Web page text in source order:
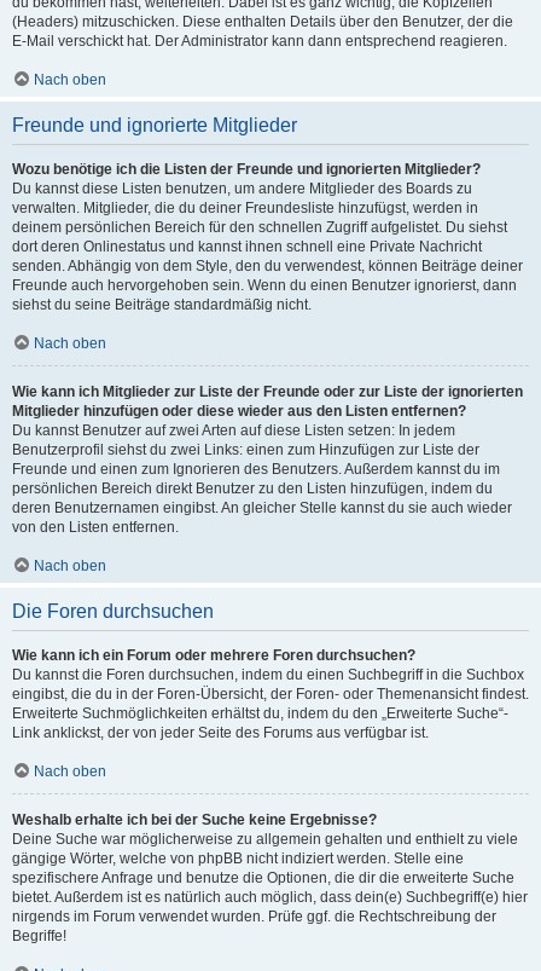
(Headers) mitzuschicken. Diese enthalten Details über den Benutzer, der die
E-Mail verschickt hat. Der Administrator kann dann entsprechend reagieren.
Nach oben
Freunde und ignorierte Mitglieder
Wozu benötige ich die Listen der Freunde und ignorierten Mitglieder?
Du kannst diese Listen benutzen, um andere Mitglieder des Boards zu
verwalten. Mitglieder, die du deiner Freundesliste hinzufügst, werden in
deinem persönlichen Bereich für den schnellen Zugriff aufgelistet. Du siehst
dort deren Onlinestatus und kannst ihnen schnell eine Private Nachricht
senden. Abhängig von dem Style, den du verwendest, können Beiträge deiner
Freunde auch hervorgehoben sein. Wenn du einen Benutzer ignorierst, dann
siehst du seine Beiträge standardmäßig nicht.
Nach oben
Wie kann ich Mitglieder zur Liste der Freunde oder zur Liste der ignorierten
Mitglieder hinzufügen oder diese wieder aus den Listen entfernen?
Du kannst Benutzer auf zwei Arten auf diese Listen setzen: In jedem
Benutzerprofil siehst du zwei Links: einen zum Hinzufügen zur Liste der
Freunde und einen zum Ignorieren des Benutzers. Außerdem kannst du im
persönlichen Bereich direkt Benutzer zu den Listen hinzufügen, indem du
deren Benutzernamen eingibst. An gleicher Stelle kannst du sie auch wieder
von den Listen entfernen.
Nach oben
Die Foren durchsuchen
Wie kann ich ein Forum oder mehrere Foren durchsuchen?
Du kannst die Foren durchsuchen, indem du einen Suchbegriff in die Suchbox
eingibst, die du in der Foren-Übersicht, der Foren- oder Themenansicht findest.
Erweiterte Suchmöglichkeiten erhältst du, indem du den „Erweiterte Suche“-
Link anklickst, der von jeder Seite des Forums aus verfügbar ist.
Nach oben
Weshalb erhalte ich bei der Suche keine Ergebnisse?
Deine Suche war möglicherweise zu allgemein gehalten und enthielt zu viele
gängige Wörter, welche von phpBB nicht indiziert werden. Stelle eine
spezifischere Anfrage und benutze die Optionen, die dir die erweiterte Suche
bietet. Außerdem ist es natürlich auch möglich, dass dein(e) Suchbegriff(e) hier
nirgends im Forum verwendet wurden. Prüfe ggf. die Rechtschreibung der
Begriffe!